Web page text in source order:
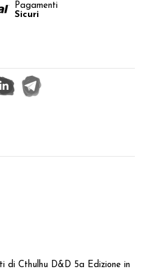
Pagamenti
Sicuri
di Cthulhu D&D 5a Edizione in